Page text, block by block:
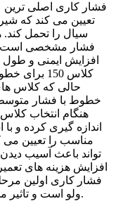
فشار کاری اصلی
تعیین می کند که شیر
سیال را تحمل
فشار مشخصی است
افزایش ایمنی و
کلاس 150
خطوط با فشار متوسط
هنگام انتخاب کلاس
اندازه گیری کرده و
مناسب را تعیین
تواند باعث آسیب
افزایش هزینه های
فشار کاری اولین
ولو است و تاثیر مستقیم بر عملکرد صحیح شیر دارد.